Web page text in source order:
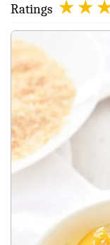
Ratings